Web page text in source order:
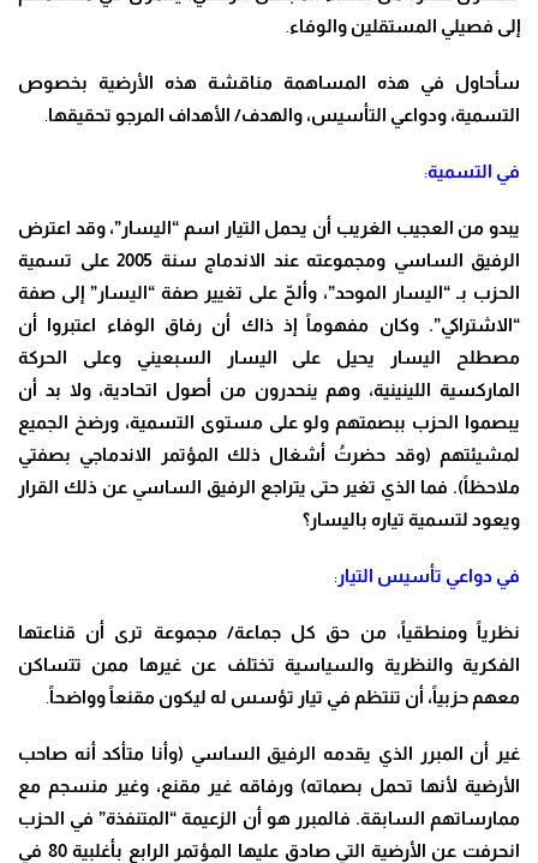
إلى فصيلي المستقلين والوفاء
سأحاول في هذه المساهمة مناقشة هذه الأرضية بخصوص
التسمية، ودواعي التأسيس، والهدف/ الأهداف المرجو تحقيقها
في التسمية:
يبدو من العجيب الغريب أن يحمل التيار اسم “اليسار”، وقد اعترض
الرفيق الساسي ومجموعته عند الاندماج سنة 2005 على تسمية
الحزب بـ “اليسار الموحد”، وألحّ على تغيير صفة “اليسار” إلى صفة
“الاشتراكي”. وكان مفهوماً إذ ذاك أن رفاق الوفاء اعتبروا أن
مصطلح اليسار يحيل على اليسار السبعيني وعلى الحركة
الماركسية اللينينية، وهم ينحدرون من أصول اتحادية، ولا بد أن
يبصموا الحزب ببصمتهم ولو على مستوى التسمية، ورضخ الجميع
لمشيئتهم (وقد حضرتُ أشغال ذلك المؤتمر الاندماجي بصفتي
ملاحظاً). فما الذي تغير حتى يتراجع الرفيق الساسي عن ذلك القرار
ويعود لتسمية تياره باليسار؟
في دواعي تأسيس التيار:
نظرياً ومنطقياً، من حق كل جماعة/ مجموعة ترى أن قناعتها
الفكرية والنظرية والسياسية تختلف عن غيرها ممن تتساكن
معهم حزبياً، أن تنتظم في تيار تؤسس له ليكون مقنعاً وواضحاً
غير أن المبرر الذي يقدمه الرفيق الساسي (وأنا متأكد أنه صاحب
الأرضية لأنها تحمل بصماته) ورفاقه غير مقنع، وغير منسجم مع
ممارساتهم السابقة. فالمبرر هو أن الزعيمة “المتنفذة” في الحزب
انحرفت عن الأرضية التي صادق عليها المؤتمر الرابع بأغلبية 80 في